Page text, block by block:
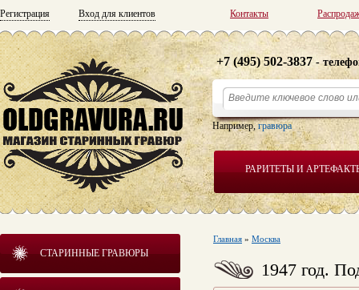
Регистрация Вход для клиентов Контакты
РАРИТЕТЫ И
+7 (495) 502-3837 -
Например,гравюра
СТАРИННЫЕ ГРАВЮРЫ
Главная » Москва
1947 год.